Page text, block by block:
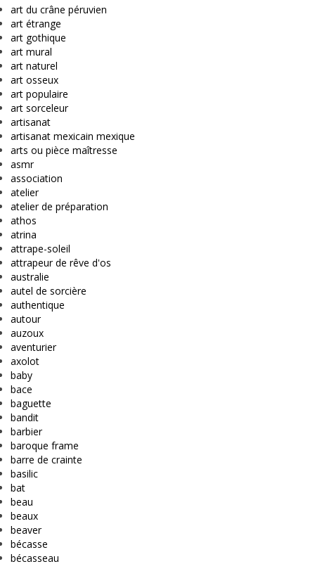
art du crâne péruvien
art étrange
art gothique
art mural
art naturel
art osseux
art populaire
art sorceleur
artisanat
artisanat mexicain mexique
arts ou pièce maîtresse
asmr
association
atelier
atelier de préparation
athos
atrina
attrape-soleil
attrapeur de rêve d'os
australie
autel de sorcière
authentique
autour
auzoux
aventurier
axolot
baby
bace
baguette
bandit
barbier
baroque frame
barre de crainte
basilic
bat
beau
beaux
beaver
bécasse
bécasseau